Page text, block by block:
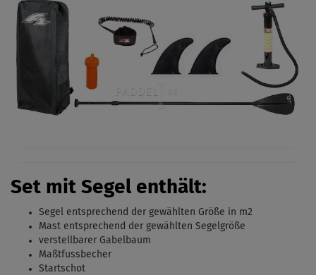
Set mit Segel enthält:
Segel entsprechend der gewählten Größe in m2
Mast entsprechend der gewählten Segelgröße
verstellbarer Gabelbaum
Maßtfussbecher
Startschot